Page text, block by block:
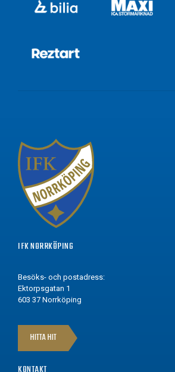
IFK NORRKÖPING
Besöks- och postadress:
Ektorpsgatan 1
603 37 Norrköping
HITTA HIT